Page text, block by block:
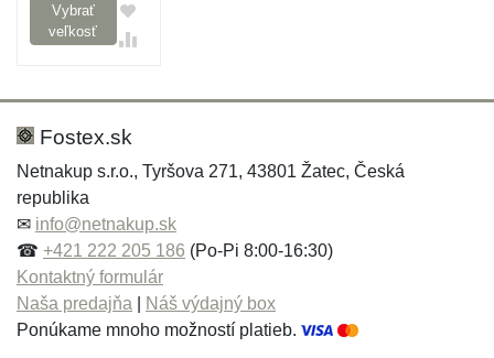
Vybrať
veľkosť
Fostex.sk
Netnakup s.r.o., Tyršova 271, 43801 Žatec, Česká
republika
✉ info@netnakup.sk
☎ +421 222 205 186 (Po-Pi 8:00-16:30)
Kontaktný formulár
Naša predajňa
Náš výdajný box
Ponúkame mnoho možností platieb.